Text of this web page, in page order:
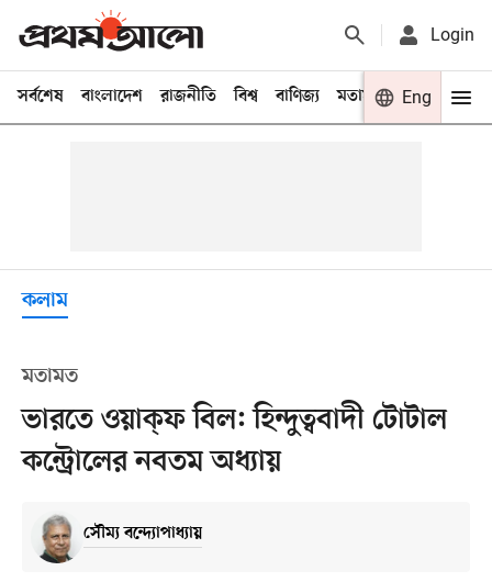
Login
সর্বশেষ বাংলাদেশ রাজনীতি বিশ্ব বাণিজ্য মতামত খেলা
Eng
কলাম
মতামত
ভারতে ওয়াক্‌ফ বিল: হিন্দুত্ববাদী টোটাল
কন্ট্রোলের নবতম অধ্যায়
সৌম্য বন্দ্যোপাধ্যায়